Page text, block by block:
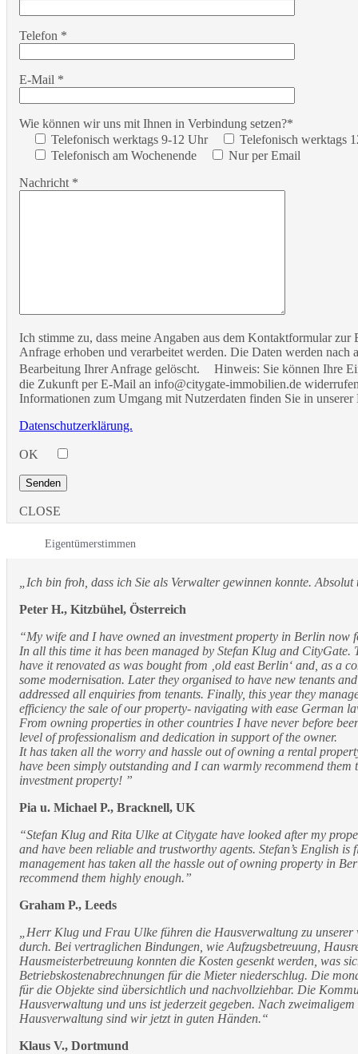
Telefon *
E-Mail *
Wie können wir uns mit Ihnen in Verbindung setzen?*
Telefonisch werktags 9-12 Uhr
Telefonisch werktags
Telefonisch am Wochenende
Nur per Email
Nachricht *
Ich stimme zu, dass meine Angaben aus dem Kontaktformular zur
Anfrage erhoben und verarbeitet werden. Die Daten werden nach
Bearbeitung Ihrer Anfrage gelöscht. Hinweis: Sie können Ihre
die Zukunft per E-Mail an info@citygate-immobilien.de
Informationen zum Umgang mit Nutzerdaten finden Sie in unserer
Datenschutzerklärung.
OK
CLOSE
Eigentümerstimmen
„Ich bin froh, dass ich Sie als Verwalter gewinnen konnte.
Peter H., Kitzbühel, Österreich
“My wife and I have owned an investment property in Berlin now
In all this time it has been managed by Stefan Klug and CityGate.
have it renovated as was bought from ‚old east Berlin‘ and, as a
some modernisation. Later they organised to have new tenants
addressed all enquiries from tenants. Finally, this year they
efficiency the sale of our property- navigating with ease German
From owning properties in other countries I have never before
level of professionalism and dedication in support of the owner.
It has taken all the worry and hassle out of owning a rental
have been simply outstanding and I can warmly recommend them
investment property! ”
Pia u. Michael P., Bracknell, UK
“Stefan Klug and Rita Ulke at Citygate have looked after my
and have been reliable and trustworthy agents. Stefan’s English is
management has taken all the hassle out of owning property in
recommend them highly enough.”
Graham P., Leeds
„Herr Klug und Frau Ulke führen die Hausverwaltung zu unserer
durch. Bei vertraglichen Bindungen, wie Aufzugsbetreuung,
Hausmeisterbetreuung konnten die Kosten gesenkt werden, was
Betriebskostenabrechnungen für die Mieter niederschlug. Die
für die Objekte sind übersichtlich und nachvollziehbar. Die
Hausverwaltung und uns ist jederzeit gegeben. Nach zweimaligem
Hausverwaltung sind wir jetzt in guten Händen.“
Klaus V., Dortmund